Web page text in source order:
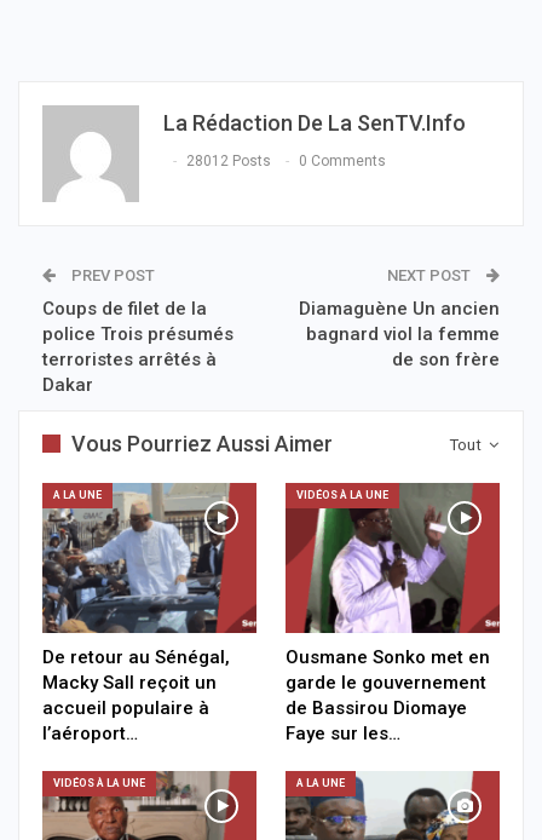
La Rédaction De La SenTV.info
28012 Posts 0 Comments
PREV POST
Coups de filet de la
police Trois présumés
terroristes arrêtés à
Dakar
NEXT POST
Diamaguène Un ancien
bagnard viol la femme
de son frère
Tout
Vous Pourriez Aussi Aimer
A LA UNE
De retour au Sénégal,
Macky Sall reçoit un
accueil populaire à
l’aéroport…
VIDÉOS À LA UNE
Ousmane Sonko met en
garde le gouvernement
de Bassirou Diomaye
Faye sur les…
VIDÉOS À LA UNE A LA UNE